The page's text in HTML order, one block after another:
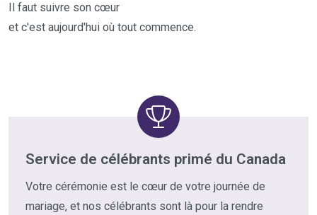
Il faut suivre son cœur
et c'est aujourd'hui où tout commence.
Service de célébrants primé du Canada
Votre cérémonie est le cœur de votre journée de
mariage, et nos célébrants sont là pour la rendre